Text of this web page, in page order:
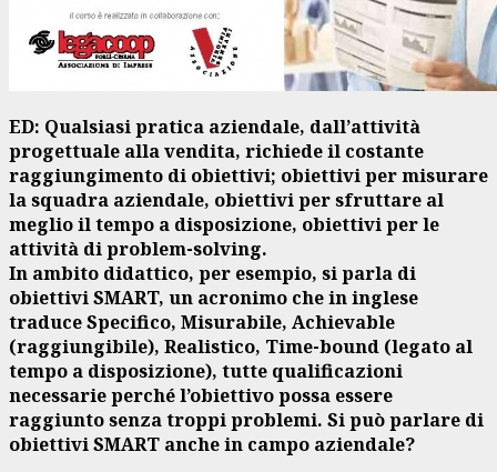
ED: Qualsiasi pratica aziendale, dall’attività
progettuale alla vendita, richiede il costante
raggiungimento di obiettivi; obiettivi per misurare
la squadra aziendale, obiettivi per sfruttare al
meglio il tempo a disposizione, obiettivi per le
attività di problem-solving.
In ambito didattico, per esempio, si parla di
obiettivi SMART, un acronimo che in inglese
traduce Specifico, Misurabile, Achievable
(raggiungibile), Realistico, Time-bound (legato al
tempo a disposizione), tutte qualificazioni
necessarie perché l’obiettivo possa essere
raggiunto senza troppi problemi. Si può parlare di
obiettivi SMART anche in campo aziendale?